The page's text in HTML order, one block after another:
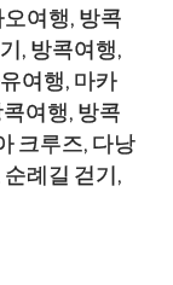
여행, 방콕
, 방콕여행,
여행, 마카
여행, 방콕
크루즈, 다낭
례길 걷기,